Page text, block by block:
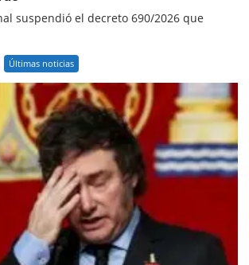
suspendió el decreto 690/2026 que
Últimas noticias